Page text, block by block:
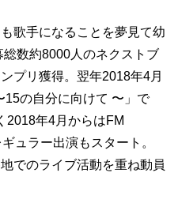
歌手になることを夢見て幼
数約8000人のネクストブ
プリ獲得。翌年2018年4月
15の自分に向けて 〜」で
2018年4月からはFM
ュラー出演もスタート。
でのライブ活動を重ね動員